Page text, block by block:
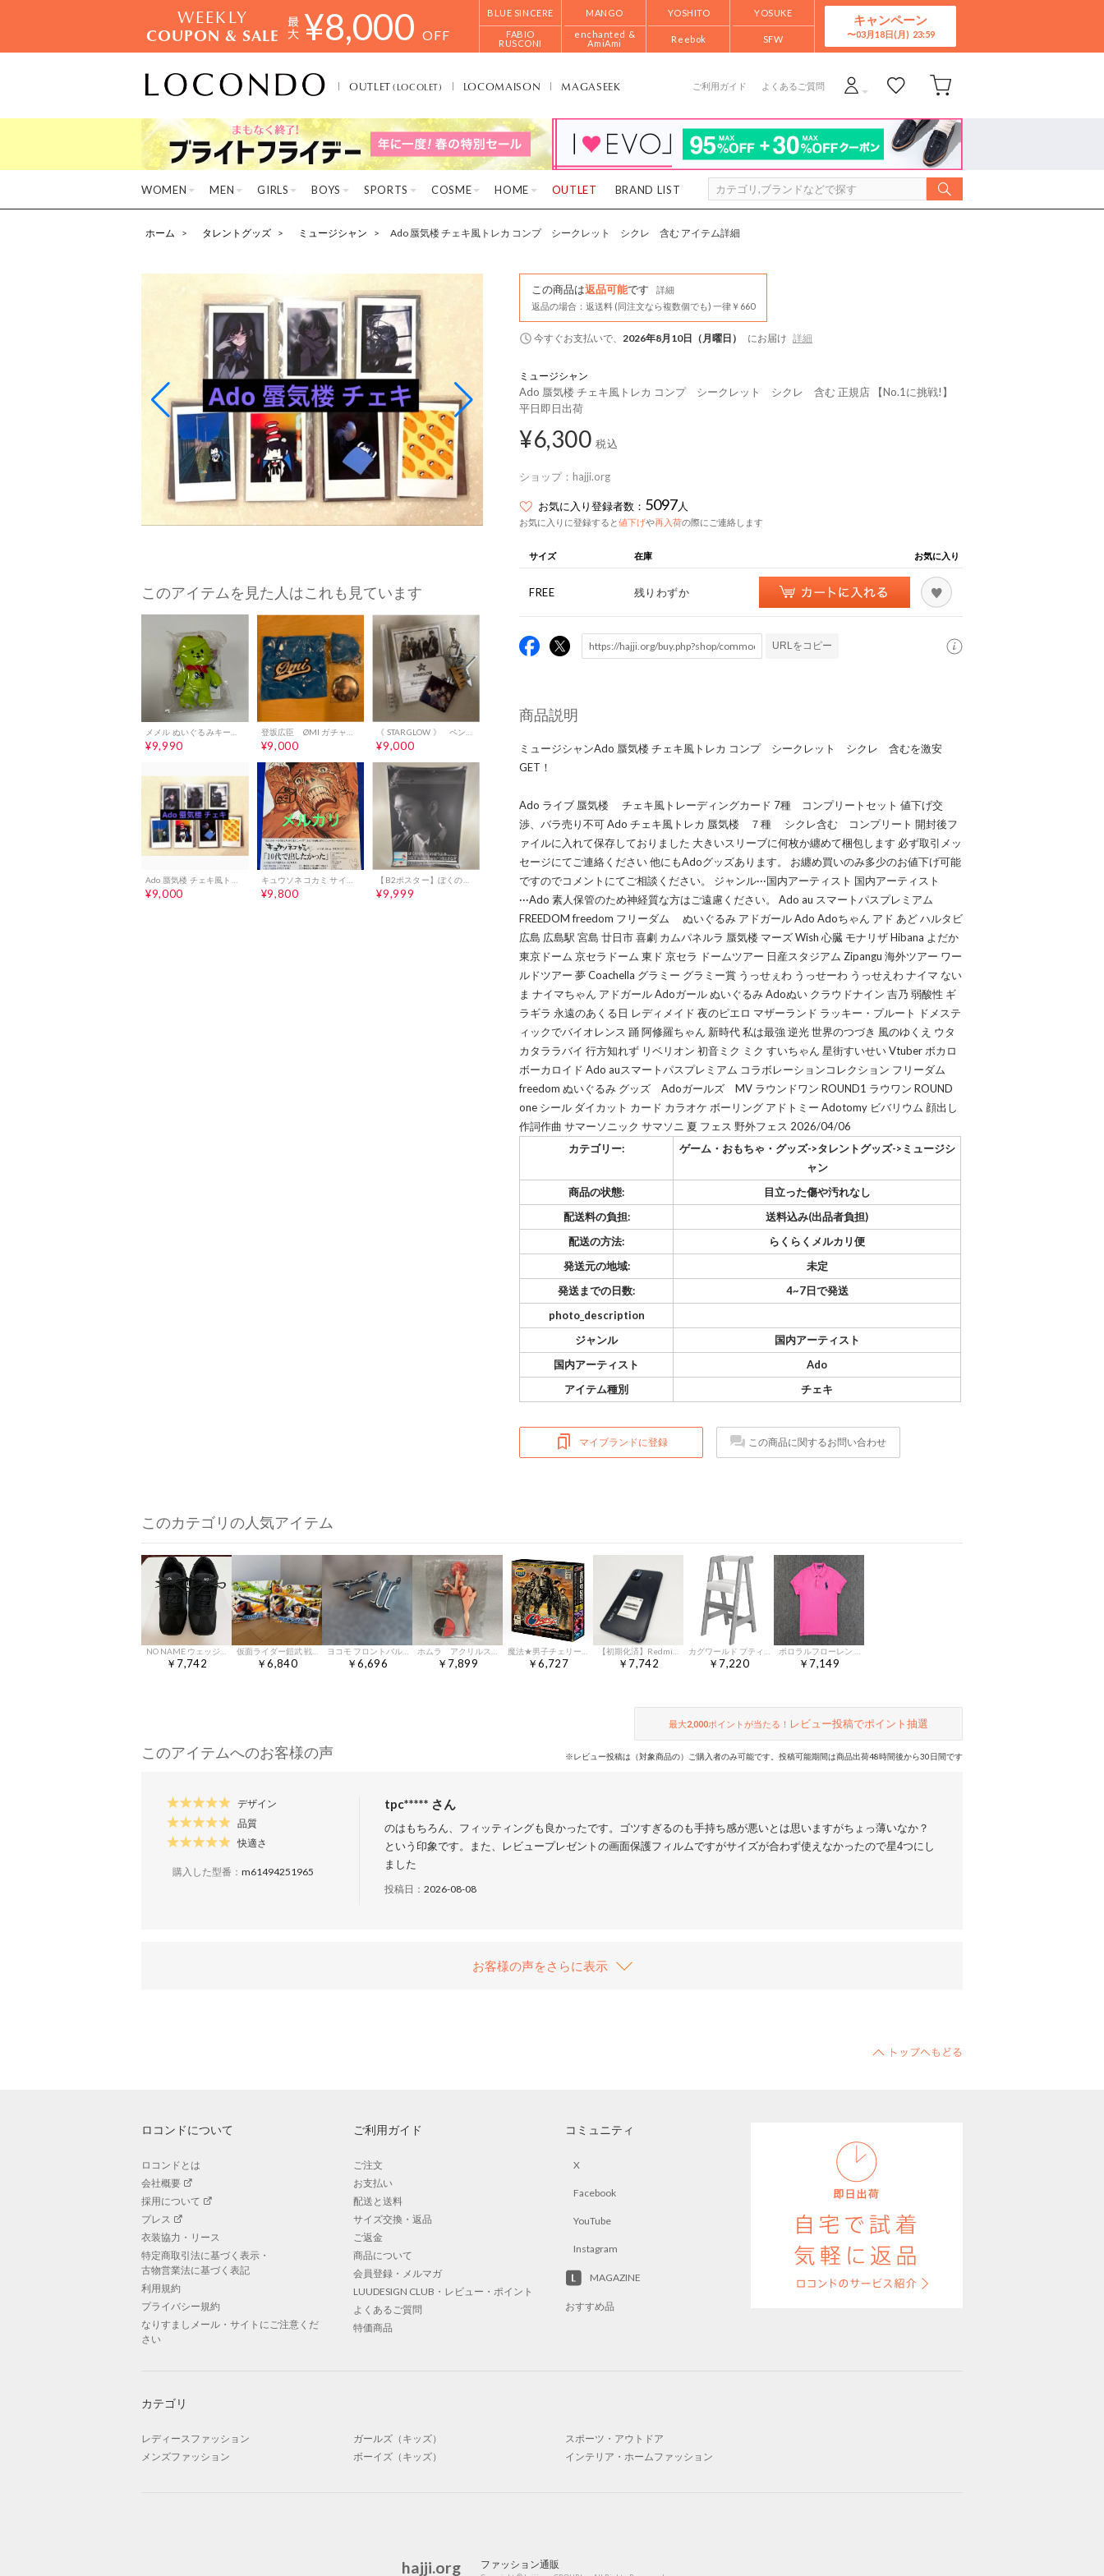
WEEKLY
COUPON & SALE ¥8,000 OFF
BLUE SINCERE MANGO YOSHITO YOSUKE
FABIO
RUSCONI
enchanted &
AmiAmi
Reebok SFW
キャンペーン
03月18日(月)
OUTLET(LOCOLET) LOCOMAISON MAGASEEK ご利用ガイド よくあるご質問
WOMEN MEN GIRLS BOYS SPORTS COSME HOME OUTLET BRAND LIST
ホーム タレントグッズ ミュージシャン Ado 蜃気楼 チェキ風トレカ コンプ シークレット シクレ 含む アイテム詳細
このアイテムを見た人はこれも見ています
¥9,990 ¥9,000 ¥9,000
¥9,000 ¥9,800 ¥9,999
この商品は返品可能です
詳細
返品の場合：返送料 (同注文なら複数個でも) 一律￥660
今すぐお支払いで、 2026年8月10日（月曜日） にお届け 詳細
ミュージシャン
Ado 蜃気楼 チェキ風トレカ コンプ シークレット シクレ 含む 正規店 【No.1に挑戦!】
平日即日出荷
¥6,300 税込
ショップ： hajji.org
お気に入り登録者数： 5097人
お気に入りに登録すると値下げや再入荷の際にご連絡します
サイズ 在庫 お気に入り
FREE 残りわずか
URLをコピー
商品説明
ミュージシャンAdo 蜃気楼 チェキ風トレカ コンプ シークレット シクレ 含むを激安
GET！
Ado ライブ 蜃気楼 チェキ風トレーディングカード 7種 コンプリートセット 値下げ交
渉、バラ売り不可 Ado チェキ風トレカ 蜃気楼 ７種 シクレ含む コンプリート 開封後フ
ァイルに入れて保存しておりました 大きいスリーブに何枚か纏めて梱包します 必ず取引メッ
セージにてご連絡ください 他にもAdoグッズあります。 お纏め買いのみ多少のお値下げ可能
ですのでコメントにてご相談ください。 ジャンル···国内アーティスト 国内アーティスト
···Ado 素人保管のため神経質な方はご遠慮ください。 Ado au スマートパスプレミアム
FREEDOM freedom フリーダム ぬいぐるみ アドガール Ado Adoちゃん アド あど ハルタビ
広島 広島駅 宮島 廿日市 喜劇 カムパネルラ 蜃気楼 マーズ Wish 心臓 モナリザ Hibana よだか
東京ドーム 京セラドーム 東ド 京セラ ドームツアー 日産スタジアム Zipangu 海外ツアー ワー
ルドツアー 夢 Coachella グラミー グラミー賞 うっせぇわ うっせーわ うっせえわ ナイマ ない
ま ナイマちゃん アドガール Adoガール ぬいぐるみ Adoぬい クラウドナイン 吉乃 弱酸性 ギ
ラギラ 永遠のあくる日 レディメイド 夜のピエロ マザーランド ラッキー・プルート ドメステ
ィックでバイオレンス 踊 阿修羅ちゃん 新時代 私は最強 逆光 世界のつづき 風のゆくえ ウタ
カタララバイ 行方知れず リベリオン 初音ミク ミク すいちゃん 星街すいせい Vtuber ボカロ
ボーカロイド Ado auスマートパスプレミアム コラボレーションコレクション フリーダム
freedom ぬいぐるみ グッズ Adoガールズ MV ラウンドワン ROUND1 ラウワン ROUND
one シール ダイカット カード カラオケ ボーリング アドトミー Adotomy ビバリウム 顔出し
作詞作曲 サマーソニック サマソニ 夏 フェス 野外フェス 2026/04/06
カテゴリー:
ゲーム・おもちゃ・グッズ->タレントグッズ->ミュージシ
ャン
商品の状態:
目立った傷や汚れなし
配送料の負担:
送料込み(出品者負担)
配送の方法:
らくらくメルカリ便
発送元の地域:
未定
発送までの日数:
4~7日で発送
photo_description
ジャンル
国内アーティスト
国内アーティスト
Ado
アイテム種別
チェキ
マイブランドに登録 この商品に関するお問い合わせ
このカテゴリの人気アイテム
￥7,742
仮面ライダー鎧武 戦極ドライバー＆無双セイバー
￥6,840
ヨコモ フロントバルクヘッド ベルクランクベース YRフロントショックタワー
￥6,696 ￥7,899 ￥6,727 ￥7,742 ￥7,220 ￥7,149
最大2,000ポイントが当たる！ レビュー投稿でポイント抽選
※レビュー投稿は（対象商品の）ご購入者のみ可能です。投稿可能期間は商品出荷48時間後から30日間です
このアイテムへのお客様の声
デザイン
品質
快適さ
購入した型番： m61494251965
tpc***** さん
のはもちろん、フィッティングも良かったです。ゴツすぎるのも手持ち感が悪いとは思いますがちょっ薄いなか？
という印象です。また、レビュープレゼントの画面保護フィルムですがサイズが合わず使えなかったので星4つにし
ました
投稿日： 2026-08-08
お客様の声をさらに表示
ロコンドについて
ロコンドとは
会社概要
採用について
プレス
衣装協力・リース
特定商取引法に基づく表示・
古物営業法に基づく表記
利用規約
プライバシー規約
なりすましメール・サイトにご注意くだ
さい
ご利用ガイド
ご注文
お支払い
配送と送料
サイズ交換・返品
ご返金
商品について
会員登録・メルマガ
LUUDESIGN CLUB・レビュー・ポイント
よくあるご質問
特価商品
コミュニティ
X
Facebook
YouTube
Instagram
MAGAZINE
おすすめ品
カテゴリ
レディースファッション
メンズファッション
ガールズ（キッズ）
ボーイズ（キッズ）
スポーツ・アウトドア
インテリア・ホームファッション
hajji.org ファッション通販